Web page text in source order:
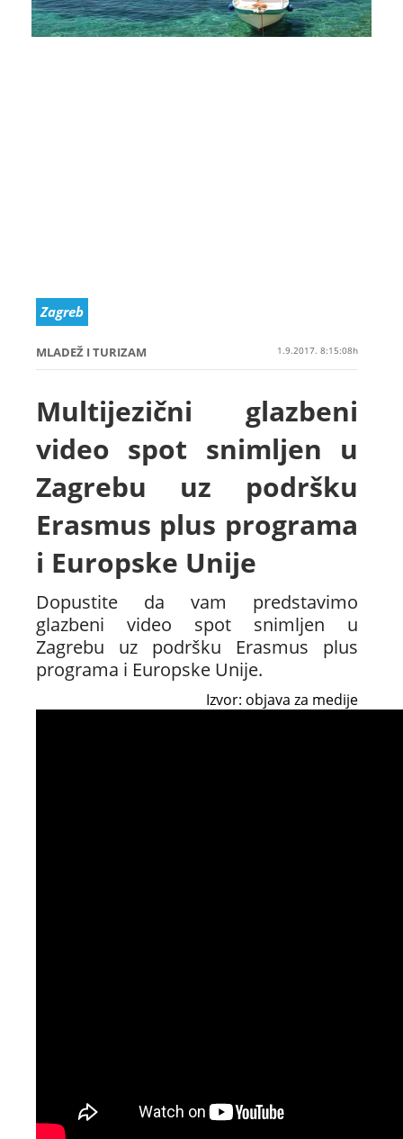
Zagreb
MLADEŽ I TURIZAM 1.9.2017. 8:15:08h
Multijezični glazbeni
video spot snimljen u
Zagrebu uz podršku
Erasmus plus programa
i Europske Unije
Dopustite da vam predstavimo
glazbeni video spot snimljen u
Zagrebu uz podršku Erasmus plus
programa i Europske Unije.
Izvor: objava za medije